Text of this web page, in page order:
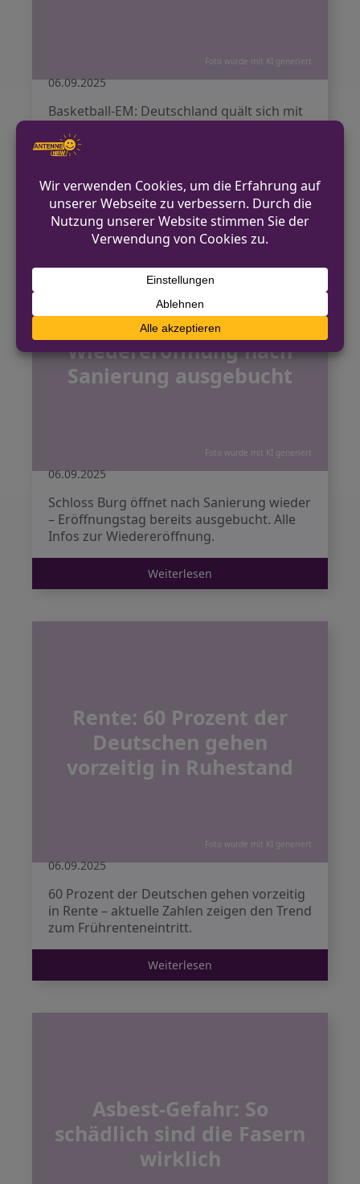
Foto wurde mit KI generiert
06.09.2025
Basketball-EM: Deutschland quält sich mit
schwache erste Halbzeit
Weiterlesen
Schloss Burg:
Wiedereröffnung nach
Sanierung ausgebucht
Foto wurde mit KI generiert
06.09.2025
Schloss Burg öffnet nach Sanierung wieder
– Eröffnungstag bereits ausgebucht. Alle
Infos zur Wiedereröffnung.
Weiterlesen
Rente: 60 Prozent der
Deutschen gehen
vorzeitig in Ruhestand
Foto wurde mit KI generiert
06.09.2025
60 Prozent der Deutschen gehen vorzeitig
in Rente – aktuelle Zahlen zeigen den Trend
zum Frührenteneintritt.
Weiterlesen
Asbest-Gefahr: So
schädlich sind die Fasern
wirklich